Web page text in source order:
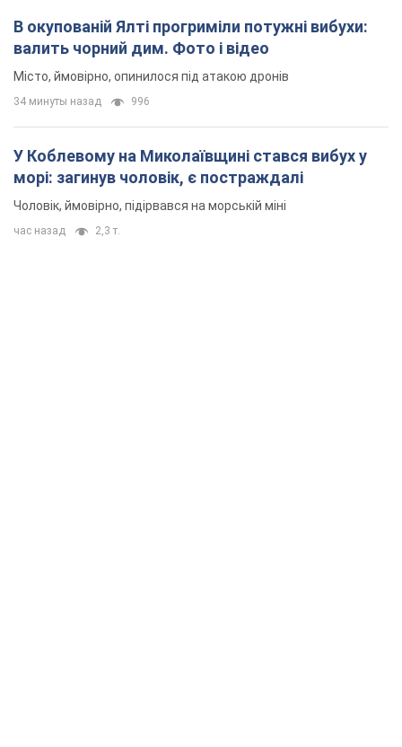
В окупованій Ялті прогриміли потужні вибухи:
валить чорний дим. Фото і відео
Місто, ймовірно, опинилося під атакою дронів
34 минуты назад 996
У Коблевому на Миколаївщині стався вибух у
морі: загинув чоловік, є постраждалі
Чоловік, ймовірно, підірвався на морській міні
час назад 2,3 т.